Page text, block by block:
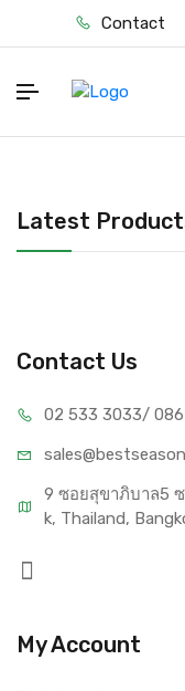
Contact
Latest
Contact Us
02 533 3033/
sales@bests
9 ซอยสุขาภิบาล5 ซ
k, Thailand,
My Account